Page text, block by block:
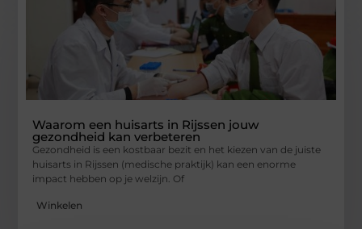
Waarom een huisarts in Rijssen jouw
gezondheid kan verbeteren
Gezondheid is een kostbaar bezit en het kiezen van de juiste
huisarts in Rijssen (medische praktijk) kan een enorme
impact hebben op je welzijn. Of
Winkelen